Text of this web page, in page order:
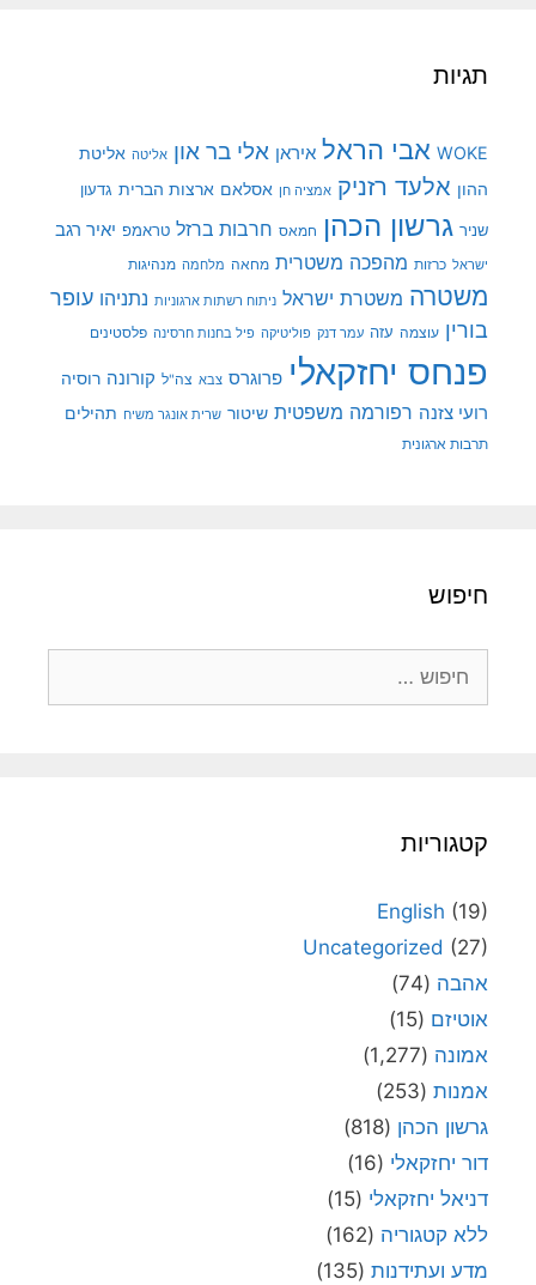
תגיות
WOKE אבי הראל איראן אלי בר און אליטה אליטת
ההון אלעד רזניק אמציה חן אסלאם ארצות הברית גדעון
שניר גרשון הכהן חמאס חרבות ברזל טראמפ יאיר רגב
ישראל כרזות מהפכה משטרית מחאה מלחמה מנהיגות
משטרה משטרת ישראל ניתוח רשתות ארגוניות נתניהו עופר
בורין עוצמה עזה עמר דנק פוליטיקה פיל בחנות חרסינה פלסטינים
פנחס יחזקאלי פרוגרס צבא צה"ל קורונה רוסיה
רועי צזנה רפורמה משפטית שיטור שרית אונגר משיח תהילים
תרבות ארגונית
חיפוש
קטגוריות
English (19)
Uncategorized (27)
אהבה (74)
אוטיזם (15)
אמונה (1,277)
אמנות (253)
גרשון הכהן (818)
דור יחזקאלי (16)
דניאל יחזקאלי (15)
ללא קטגוריה (162)
מדע ועתידנות (135)